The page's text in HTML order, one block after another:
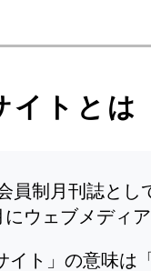
イトとは
員制月刊誌とし
ウェブメディ
イト」の意味は